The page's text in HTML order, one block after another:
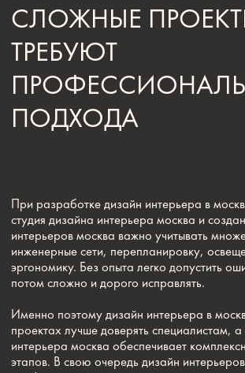
инженерные сети, перепланировку, освещение и
эргономику. Без опыта легко допустить ошибки, которые
потом сложно и дорого исправлять.
Именно поэтому дизайн интерьера в москве в сложных
проектах лучше доверять специалистам, а студия дизайна
интерьера москва обеспечивает комплексный контроль всех
этапов. В свою очередь дизайн интерьеров москва в
профессиональном исполнении позволяет заранее
предусмотреть все технические и визуальные нюансы.
Работая над дизайн интерьера в москве, специалисты студия
Профессиональный дизайн интерьера в москве включает
точные чертежи и визуализации, а студия дизайна
интерьера москва контролирует соответствие проекта
реальности. При этом дизайн интерьеров москва
реализуется так, чтобы результат полностью соответствовал
ожиданиям клиента.